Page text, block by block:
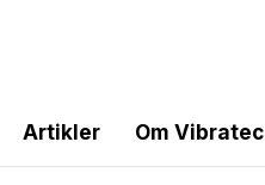
Artikler Om Vibratec